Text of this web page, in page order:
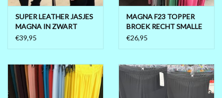
SUPER LEATHER JASJES
MAGNA IN ZWART
MATEN 44/46 TOT 56/58
€39,95
MAGNA F23 TOPPER
BROEK RECHT SMALLE
PIJP IN 14 KLEUREN
€26,95